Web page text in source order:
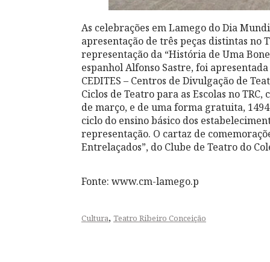
As celebrações em Lamego do Dia
apresentação de três peças distintas no
representação da “História de Uma
espanhol Alfonso Sastre, foi
CEDITES – Centros de Divulgação de
Ciclos de Teatro para as Escolas no
de março, e de uma forma gratuita,
ciclo do ensino básico dos
representação. O cartaz de
Entrelaçados”, do Clube de Teatro do
Fonte: www.cm-lamego.p
Cultura, Teatro Ribeiro Conceição